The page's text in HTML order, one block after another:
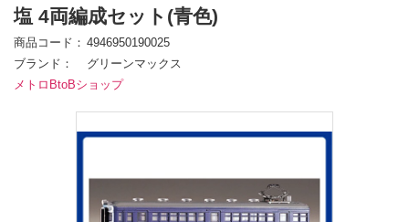
塩 4両編成セット(青色)
商品コード
4946950190025
ブランド
グリーンマックス
メトロBtoBショップ